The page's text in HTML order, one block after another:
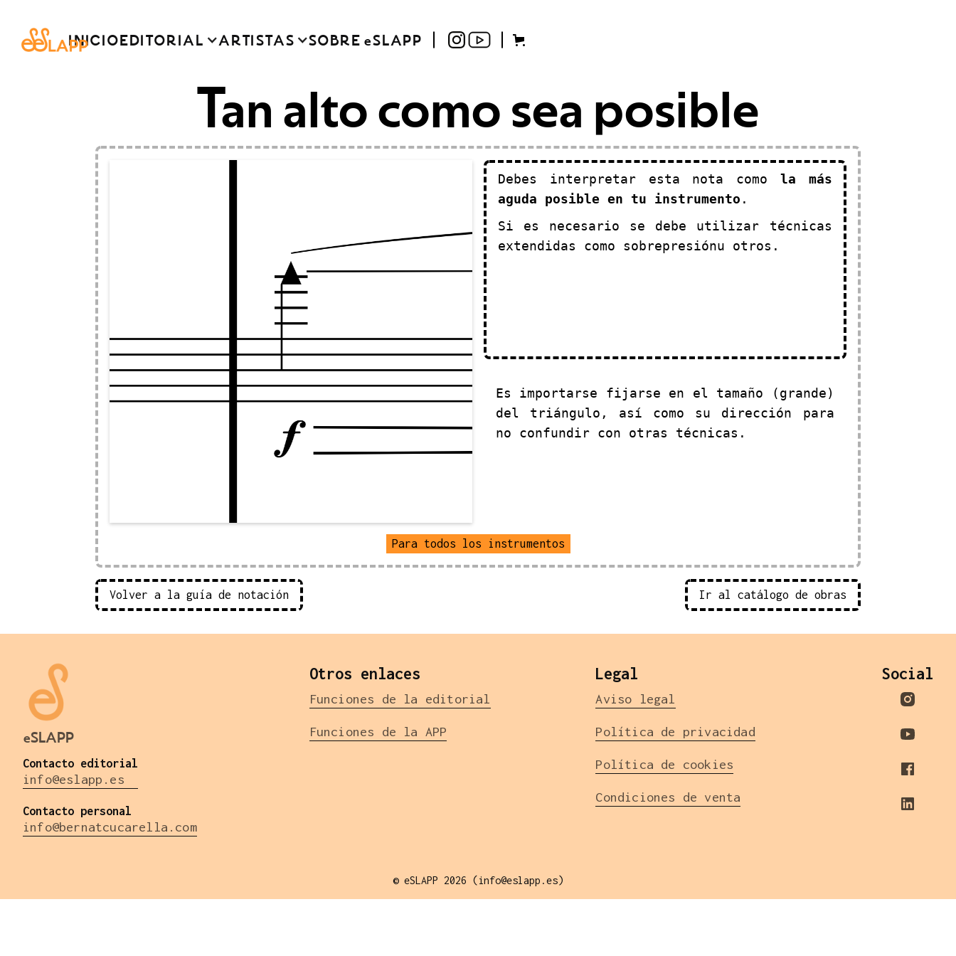
INICIOEDITORIAL ARTISTAS SOBRE eSLAPP
Tan alto como sea posible
Debes interpretar esta nota como la más
aguda posible en tu instrumento .
Si es necesario se debe utilizar técnicas
extendidas como sobrepresiónu otros.
Es importarse fijarse en el tamaño (grande)
del triángulo, así como su dirección para
no confundir con otras técnicas.
Para todos los instrumentos
Volver a la guía de notación Ir al catálogo de obras
eSLAPP
Contacto editorial
info@eslapp.es
Contacto personal
info@bernatcucarella.com
Otros enlaces
Funciones de la editorial
Funciones de la APP
Legal
Aviso legal
Política de privacidad
Política de cookies
Condiciones de venta
Social
© eSLAPP 2026 (info@eslapp.es)